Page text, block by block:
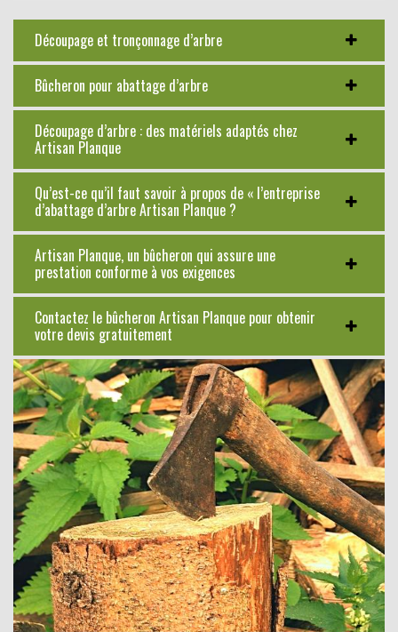
Découpage et tronçonnage d’arbre
Bûcheron pour abattage d’arbre
Découpage d’arbre : des matériels adaptés chez
Artisan Planque
Qu’est-ce qu’il faut savoir à propos de « l’entreprise
d’abattage d’arbre Artisan Planque ?
Artisan Planque, un bûcheron qui assure une
prestation conforme à vos exigences
Contactez le bûcheron Artisan Planque pour obtenir
votre devis gratuitement